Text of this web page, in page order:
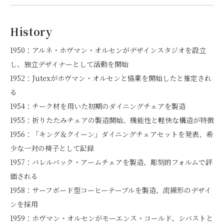
History
1950：アルネ・ホヴマン・オルセンがデザインスタジオを設立
し、独立デザイナーとして活動を開始
1952：Jutexがホヴマン・オルセンと協業を開始したと推定され
る
1954：チーク材を用いた初期のダイニングチェアを製造
1955：折りたたみチェアの製造開始、機能性と軽快な構造が特徴
1956：「キング＆クイーン」ダイニングチェアセットを発表、希
少な一対の椅子として記録
1957：バレルバック・アームチェアを製造、彫刻的フォルムで評
価される
1958：サーフボード型コーヒーテーブルを製造、流線形のデザイ
ンを採用
1959：ホヴマン・オルセンがモーエンス・コールド、シバストと